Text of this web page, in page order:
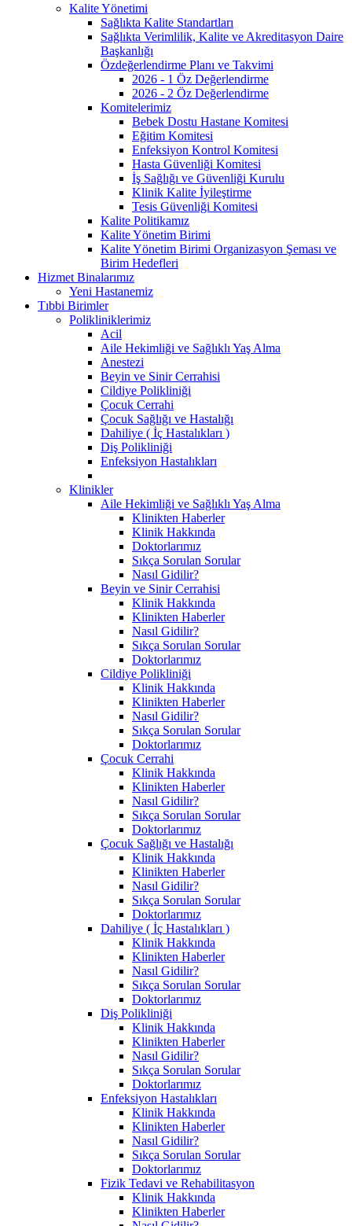
Kalite Yönetimi
Sağlıkta Kalite Standartları
Sağlıkta Verimlilik, Kalite ve Akreditasyon Daire
Başkanlığı
Özdeğerlendirme Planı ve Takvimi
2026 - 1 Öz Değerlendirme
2026 - 2 Öz Değerlendirme
Komitelerimiz
Bebek Dostu Hastane Komitesi
Eğitim Komitesi
Enfeksiyon Kontrol Komitesi
Hasta Güvenliği Komitesi
İş Sağlığı ve Güvenliği Kurulu
Klinik Kalite İyileştirme
Tesis Güvenliği Komitesi
Kalite Politikamız
Kalite Yönetim Birimi
Kalite Yönetim Birimi Organizasyon Şeması ve
Birim Hedefleri
Hizmet Binalarımız
Yeni Hastanemiz
Tıbbi Birimler
Polikliniklerimiz
Acil
Aile Hekimliği ve Sağlıklı Yaş Alma
Anestezi
Beyin ve Sinir Cerrahisi
Cildiye Polikliniği
Çocuk Cerrahi
Çocuk Sağlığı ve Hastalığı
Dahiliye ( İç Hastalıkları )
Diş Polikliniği
Enfeksiyon Hastalıkları
Klinikler
Aile Hekimliği ve Sağlıklı Yaş Alma
Klinikten Haberler
Klinik Hakkında
Doktorlarımız
Sıkça Sorulan Sorular
Nasıl Gidilir?
Beyin ve Sinir Cerrahisi
Klinik Hakkında
Klinikten Haberler
Nasıl Gidilir?
Sıkça Sorulan Sorular
Doktorlarımız
Cildiye Polikliniği
Klinik Hakkında
Klinikten Haberler
Nasıl Gidilir?
Sıkça Sorulan Sorular
Doktorlarımız
Çocuk Cerrahi
Klinik Hakkında
Klinikten Haberler
Nasıl Gidilir?
Sıkça Sorulan Sorular
Doktorlarımız
Çocuk Sağlığı ve Hastalığı
Klinik Hakkında
Klinikten Haberler
Nasıl Gidilir?
Sıkça Sorulan Sorular
Doktorlarımız
Dahiliye ( İç Hastalıkları )
Klinik Hakkında
Klinikten Haberler
Nasıl Gidilir?
Sıkça Sorulan Sorular
Doktorlarımız
Diş Polikliniği
Klinik Hakkında
Klinikten Haberler
Nasıl Gidilir?
Sıkça Sorulan Sorular
Doktorlarımız
Enfeksiyon Hastalıkları
Klinik Hakkında
Klinikten Haberler
Nasıl Gidilir?
Sıkça Sorulan Sorular
Doktorlarımız
Fizik Tedavi ve Rehabilitasyon
Klinik Hakkında
Klinikten Haberler